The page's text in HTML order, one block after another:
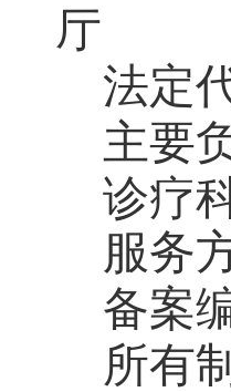
厅
法定
主要
诊疗
服务
备案
所有